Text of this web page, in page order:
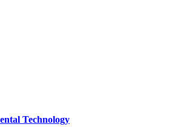
Technology